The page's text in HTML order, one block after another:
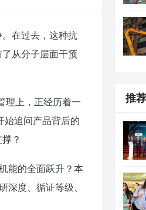
在过去，这种抗
从分子层面干预
理上，正经历着一
始追问产品背后的
？
能的全面跃升？本
深度、循证等级、
推